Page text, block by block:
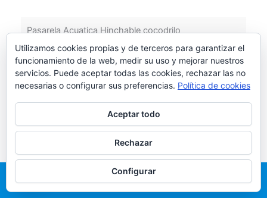
Pasarela Acuatica Hinchable cocodrilo
CASTILLO HINCHABLE PASARELA ACUATICA
COCODRILO La Pasarela Acuática Hinchable
cocodrilo: Apto para piscinas o instalaciones
Leer más
Utilizamos cookies propias y de terceros para garantizar el
funcionamiento de la web, medir su uso y mejorar nuestros
servicios. Puede aceptar todas las cookies, rechazar las no
necesarias o configurar sus preferencias. Política de cookies
Aceptar todo
Rechazar
Configurar